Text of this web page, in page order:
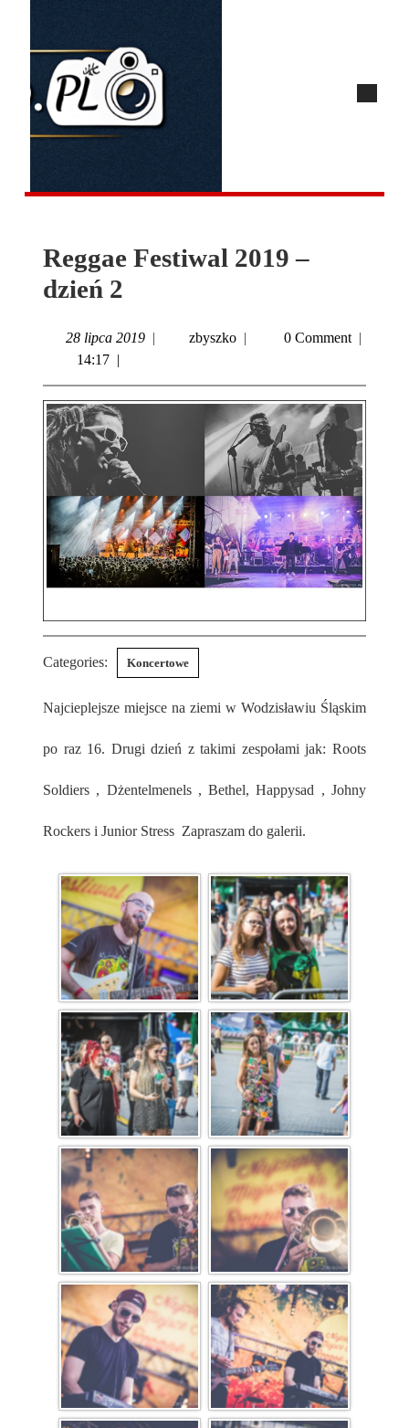
Reggae Festiwal 2019 –
dzień 2
28 lipca 2019 | zbyszko | 0 Comment |
14:17 |
Categories: Koncertowe
Najcieplejsze miejsce na ziemi w Wodzisławiu Śląskim
po raz 16. Drugi dzień z takimi zespołami jak: Roots
Soldiers , Dżentelmenels , Bethel, Happysad , Johny
Rockers i Junior Stress Zapraszam do galerii.